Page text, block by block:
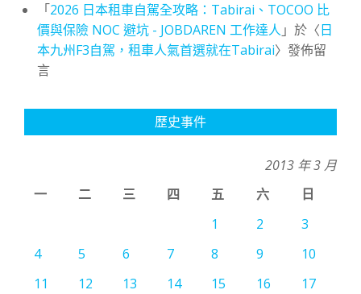
「2026 日本租車自駕全攻略：Tabirai、TOCOO 比
價與保險 NOC 避坑 - JOBDAREN 工作達人 」於〈日
本九州F3自駕，租車人氣首選就在Tabirai〉發佈留
言
歷史事件
2013 年 3 月
一
二 三 四 五 六
日
1
2
3
4
5 6 7 8 9
10
11
12 13 14 15 16
17